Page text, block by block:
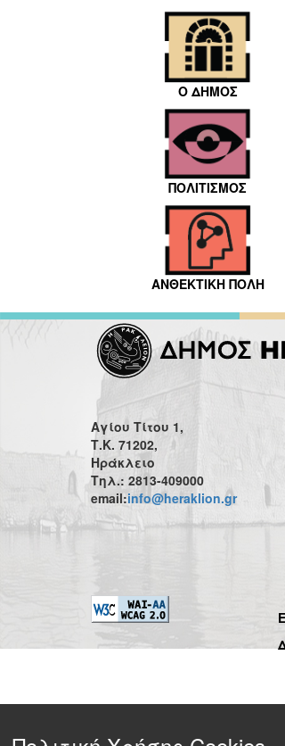
Ο ΔΗΜΟΣ
ΠΟΛΙΤΙΣΜΟΣ
ΑΝΘΕΚΤΙΚΗ ΠΟΛΗ
Αγίου Τίτου 1,
Τ.Κ. 71202,
Ηράκλειο
Τηλ.: 2813-409000
email:info@heraklion.gr